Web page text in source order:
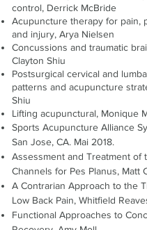
control, Derrick McBride
Acupuncture therapy for pain,
and injury, Arya Nielsen
Concussions and traumatic
Clayton Shiu
Postsurgical cervical and
patterns and acupuncture
Shiu
Lifting acupunctural, Monique
Sports Acupuncture Alliance
San Jose, CA. Mai 2018.
Assessment and Treatment of
Channels for Pes Planus, Matt
A Contrarian Approach to the
Low Back Pain, Whitfield
Functional Approaches to